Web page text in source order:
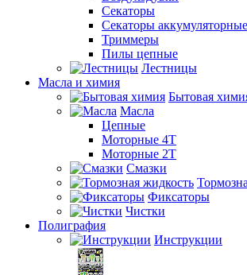
Секаторы
Секаторы аккумуляторные
Триммеры
Пилы цепные
Лестницы
Масла и химия
Бытовая
Масла
Цепные
Моторные 4Т
Моторные 2Т
Смазки
Фиксаторы
Чистки
Полиграфия
Инструкции